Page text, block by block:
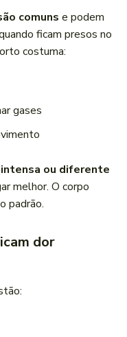
comuns e podem
ficam presos no
costuma:
gases
ou diferente
melhor. O corpo
padrão.
dor